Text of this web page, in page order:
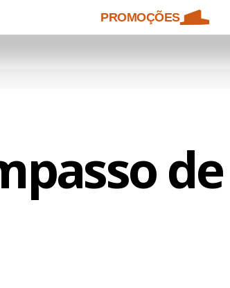
PROMOÇÕES